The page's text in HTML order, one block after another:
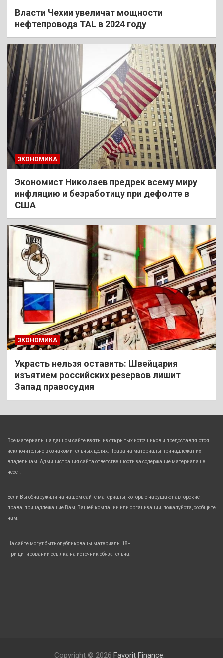
Власти Чехии увеличат мощности
нефтепровода TAL в 2024 году
ЭКОНОМИКА
Экономист Николаев предрек всему миру
инфляцию и безработицу при дефолте в
США
ЭКОНОМИКА
Украсть нельзя оставить: Швейцария
изъятием российских резервов лишит
Запад правосудия
Все материалы на данном сайте взяты из открытых источников и предоставляются
исключительно в ознакомительных целях. Права на материалы принадлежат их
владельцам. Администрация сайта ответственности за содержание материала не
несет.
Если Вы обнаружили на нашем сайте материалы, которые нарушают авторские
права, принадлежащие Вам, Вашей компании или организации, пожалуйста, сообщите
нам.
На сайте могут быть опубликованы материалы 18+!
При цитировании ссылка на источник обязательна.
Copyright © 2026 Favorit Finance.